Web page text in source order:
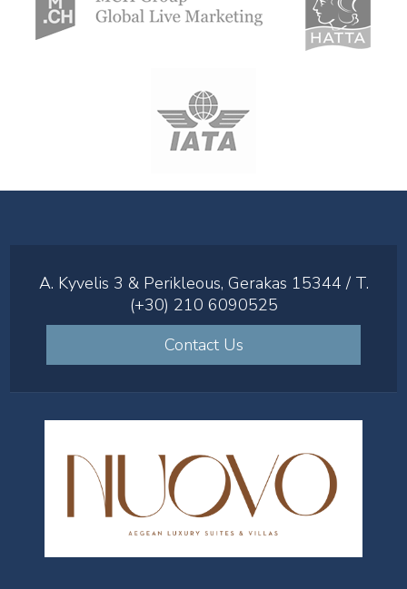
A. Kyvelis 3 & Perikleous, Gerakas 15344 / T.
(+30) 210 6090525
Contact Us